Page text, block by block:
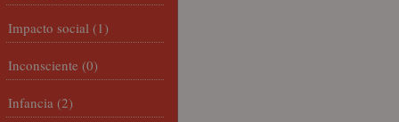
Impacto social (1)
Inconsciente (0)
Infancia (2)